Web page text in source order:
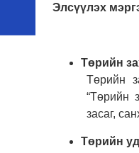
Элсүүлэх
Төрийн
​Төрийн
“Төрийн
засаг,
Төрийн